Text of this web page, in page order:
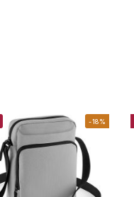
-18%